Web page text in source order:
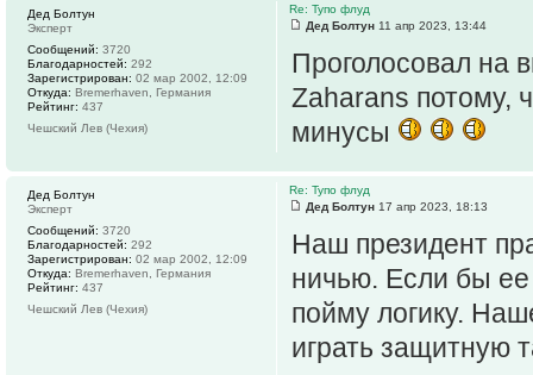
Re: Тупо флуд
Дед Болтун 11 апр 2023, 13:44
Проголосовал на
Zaharans потому,
минусы
Дед Болтун
Эксперт
Сообщений: 3720
Благодарностей: 292
Зарегистрирован: 02 мар 2002, 12:09
Откуда: Bremerhaven, Германия
Рейтинг: 437
Чешский Лев (Чехия)
Re: Тупо флуд
Дед Болтун 17 апр 2023, 18:13
Наш президент
ничью. Если бы
пойму логику.
играть защитную
Дед Болтун
Эксперт
Сообщений: 3720
Благодарностей: 292
Зарегистрирован: 02 мар 2002, 12:09
Откуда: Bremerhaven, Германия
Рейтинг: 437
Чешский Лев (Чехия)